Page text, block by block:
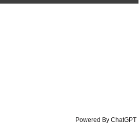
Powered By ChatGPT